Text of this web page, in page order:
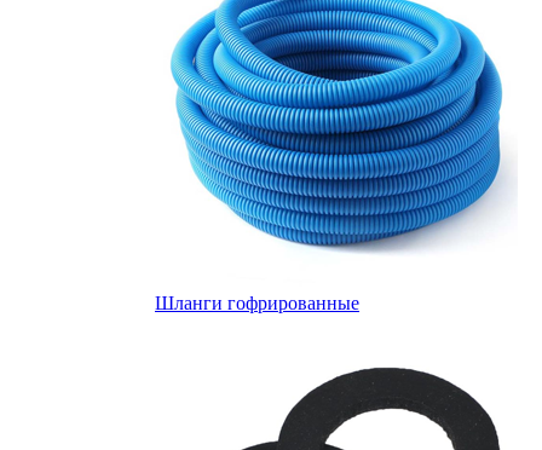
Шланги гофрированные